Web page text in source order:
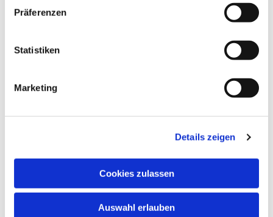
Präferenzen
Statistiken
Marketing
Details zeigen
Cookies zulassen
Auswahl erlauben